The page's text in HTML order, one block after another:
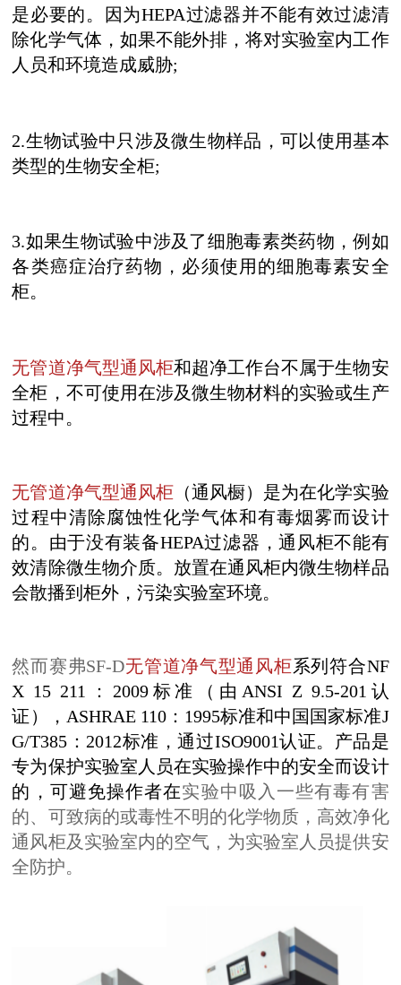
是必要的。因为HEPA过滤器并不能有效过滤清
除化学气体，如果不能外排，将对实验室内工作
人员和环境造成威胁;
2.生物试验中只涉及微生物样品，可以使用基本
类型的生物安全柜;
3.如果生物试验中涉及了细胞毒素类药物，例如
各类癌症治疗药物，必须使用的细胞毒素安全
柜。
无管道净气型通风柜和超净工作台不属于生物安
全柜，不可使用在涉及微生物材料的实验或生产
过程中。
无管道净气型通风柜（通风橱）是为在化学实验
过程中清除腐蚀性化学气体和有毒烟雾而设计
的。由于没有装备HEPA过滤器，通风柜不能有
效清除微生物介质。放置在通风柜内微生物样品
会散播到柜外，污染实验室环境。
然而赛弗SF-D无管道净气型通风柜系列符合NF
X 15 211：2009标准（由ANSI Z 9.5-201认
证），ASHRAE 110：1995标准和中国国家标准J
G/T385：2012标准，通过ISO9001认证。产品是
专为保护实验室人员在实验操作中的安全而设计
的，可避免操作者在实验中吸入一些有毒有害
的、可致病的或毒性不明的化学物质，高效净化
通风柜及实验室内的空气，为实验室人员提供安
全防护。